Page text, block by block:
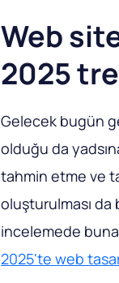
Web
2025
Gelecek bugün
olduğu da
tahmin etme ve
oluşturulması da
incelemede
2025'te web